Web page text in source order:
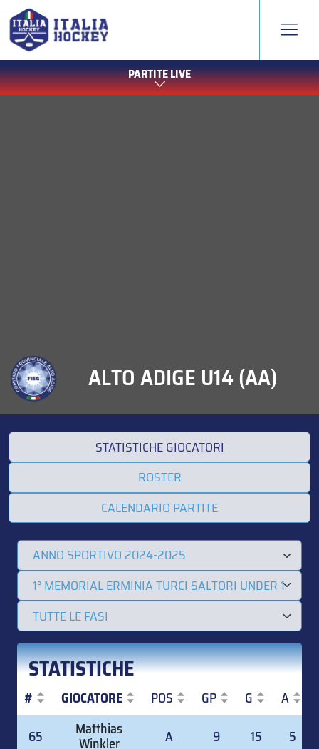
PARTITE LIVE
ALTO ADIGE U14 (AA)
STATISTICHE GIOCATORI
ROSTER
CALENDARIO PARTITE
STATISTICHE
# GIOCATORE POS GP G A
GIOCATORE
65 Matthias
Winkler A 9 15
5